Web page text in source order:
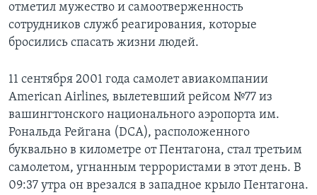
отметил мужество и самоотверженность
сотрудников служб реагирования, которые
бросились спасать жизни людей.
11 сентября 2001 года самолет авиакомпании
American Airlines, вылетевший рейсом №77 из
вашингтонского национального аэропорта им.
Рональда Рейгана (DCA), расположенного
буквально в километре от Пентагона, стал третьим
самолетом, угнанным террористами в этот день. В
09:37 утра он врезался в западное крыло Пентагона.